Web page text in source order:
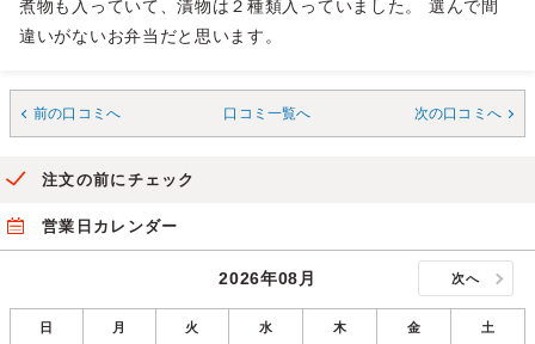
煮物も入っていて、漬物は２種類入っていました。 選んで間
違いがないお弁当だと思います。
前の口コミへ 口コミ一覧へ 次の口コミへ
注文の前にチェック
営業日カレンダー
2026年08月 次へ
日 月 火 水 木 金 土